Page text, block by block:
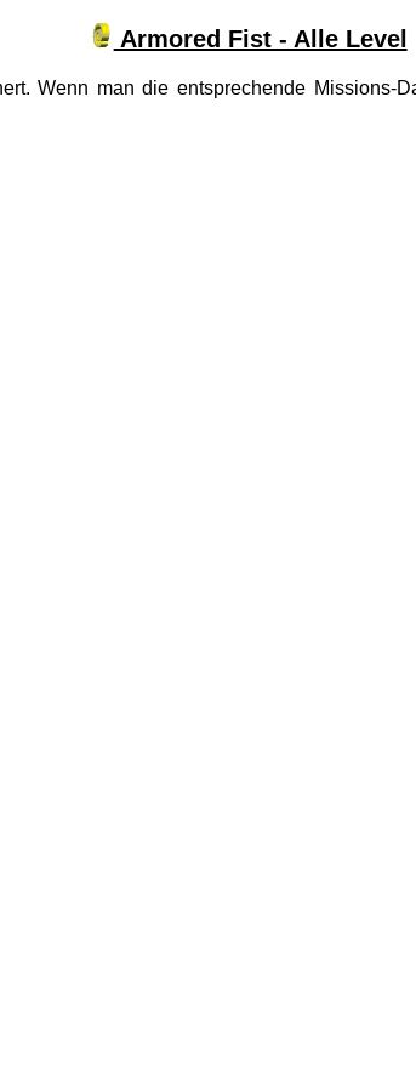
Armored Fist - Alle Level
Wenn man die entsprechende Missions-